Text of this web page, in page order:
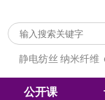
静电纺丝 纳米纤维
公开课